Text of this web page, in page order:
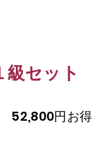
級セット
52,800円お得